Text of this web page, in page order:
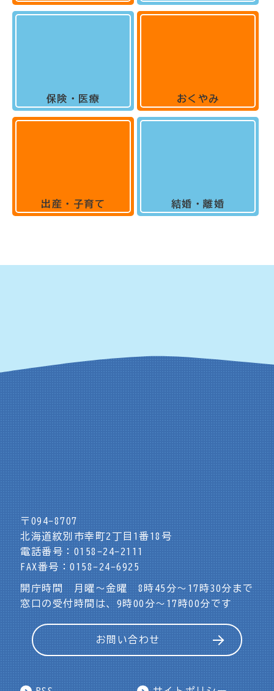
保険・医療
出産・子育て
おくやみ
結婚・離婚
〒094-8707
北海道紋別市幸町2丁目1番18号
電話番号：0158-24-2111
FAX番号：0158-24-6925
開庁時間 月曜～金曜 8時45分～17時30分まで
窓口の受付時間は、9時00分～17時00分です
お問い合わせ